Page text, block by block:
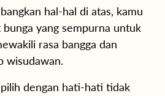
hal-hal di atas, kamu
yang sempurna untuk
rasa bangga dan
wisudawan.
dengan hati-hati tidak